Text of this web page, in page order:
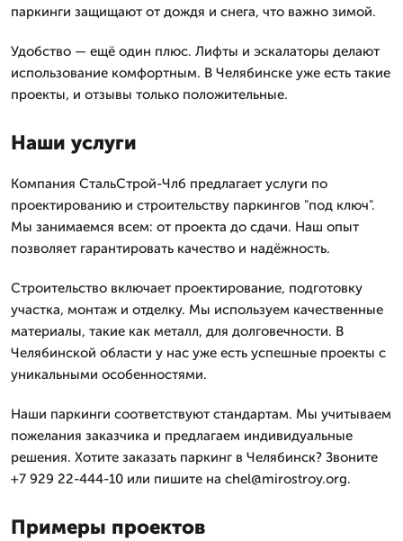
паркинги защищают от дождя и снега, что важно зимой.
Удобство — ещё один плюс. Лифты и эскалаторы делают
использование комфортным. В Челябинске уже есть такие
проекты, и отзывы только положительные.
Наши услуги
Компания СтальСтрой-Члб предлагает услуги по
проектированию и строительству паркингов "под ключ".
Мы занимаемся всем: от проекта до сдачи. Наш опыт
позволяет гарантировать качество и надёжность.
Строительство включает проектирование, подготовку
участка, монтаж и отделку. Мы используем качественные
материалы, такие как металл, для долговечности. В
Челябинской области у нас уже есть успешные проекты с
уникальными особенностями.
Наши паркинги соответствуют стандартам. Мы учитываем
пожелания заказчика и предлагаем индивидуальные
решения. Хотите заказать паркинг в Челябинск? Звоните
+7 929 22-444-10 или пишите на chel@mirostroy.org.
Примеры проектов